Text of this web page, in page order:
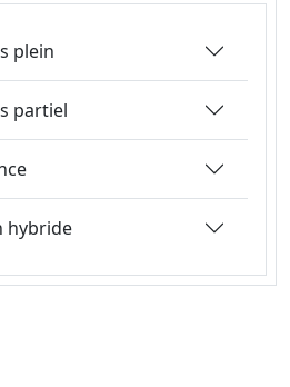
plein
partiel
hybride